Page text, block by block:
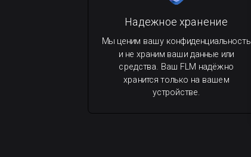
Надежное хранение
Мы ценим вашу конфиденциальность
и не храним ваши данные или
средства. Ваш FLM надёжно
хранится только на вашем
устройстве.